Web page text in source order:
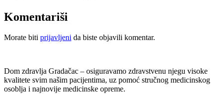
Komentariši
Morate biti prijavljeni da biste objavili komentar.
Dom zdravlja Gradačac – osiguravamo zdravstvenu njegu visoke
kvalitete svim našim pacijentima, uz pomoć stručnog medicinskog
osoblja i najnovije medicinske opreme.